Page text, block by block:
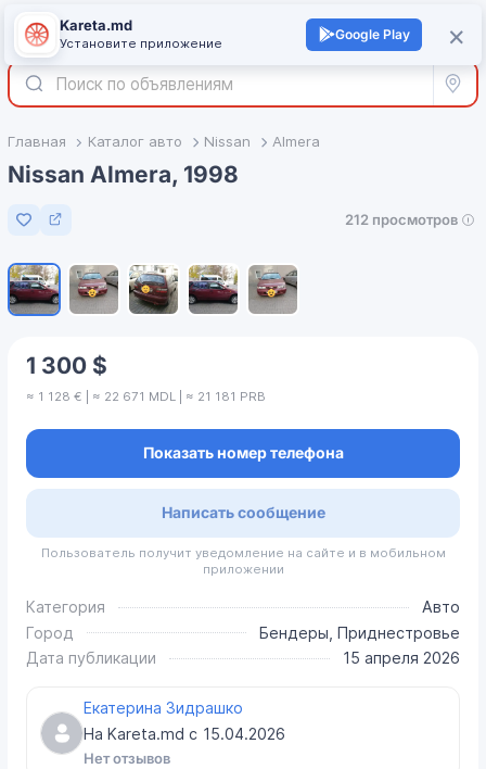
Войти +
Все
Главная Каталог авто Nissan Almera
Nissan Almera, 1998
Добавить в избранное
212 просмотров
1 300 $
≈ 1 128 € | ≈ 22 671 MDL | ≈ 21 181 PRB
Показать номер телефона
Написать сообщение
Пользователь получит уведомление на сайте и в мобильном
приложении
Категория
Авто
Город
Бендеры, Приднестровье
Дата публикации
15 апреля 2026
Екатерина Зидрашко
На Kareta.md с 15.04.2026
Нет отзывов
×
Kareta.md
Установите приложение
Google Play